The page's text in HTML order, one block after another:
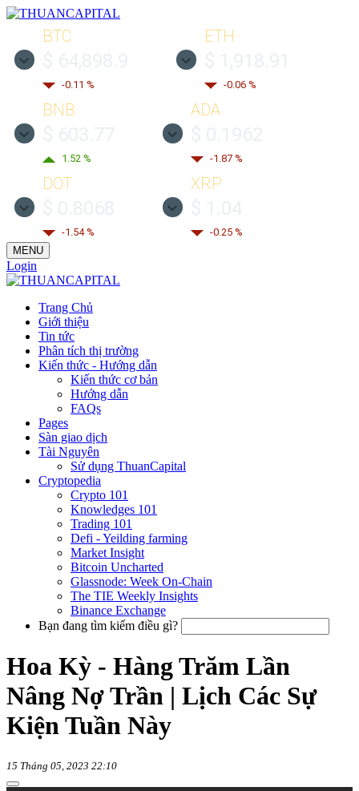
BTC
-0.11 %
ETH
-0.06 %
BNB
1.52 %
ADA
-1.87 %
DOT
-1.54 %
XRP
-0.25 %
MENU
Login
Trang Chủ
Giới thiệu
Tin tức
Phân tích thị trường
Kiến thức - Hướng dẫn
Kiến thức cơ bản
Hướng dẫn
FAQs
Pages
Sàn giao dịch
Tài Nguyên
Sử dụng ThuanCapital
Cryptopedia
Crypto 101
Knowledges 101
Trading 101
Defi - Yeilding farming
Market Insight
Bitcoin Uncharted
Glassnode: Week On-Chain
The TIE Weekly Insights
Binance Exchange
Bạn đang tìm kiếm điều gì?
Hoa Kỳ - Hàng Trăm Lần
Nâng Nợ Trần | Lịch Các Sự
Kiện Tuần Này
15 Tháng 05, 2023 22:10